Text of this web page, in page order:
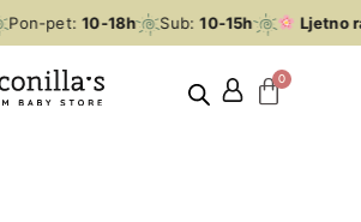
Pon-pet:10-18h Sub:10-15h Ljetno